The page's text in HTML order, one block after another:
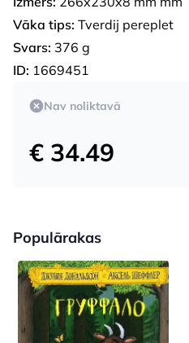
Vāka tips: Tverdij pereplet
Svars: 376 g
ID: 1669451
Nav noliktavā
€ 34.49
Populārakas